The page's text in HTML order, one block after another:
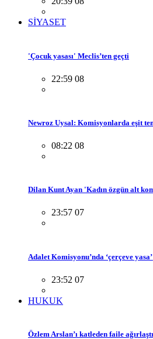
SİYASET
'Çocuk yasası' Meclis’ten geçti
22:59 08
Newroz Uysal: Komisyonlarda eşit
08:22 08
Dilan Kunt Ayan 'Kadın özgün alt
23:57 07
Adalet Komisyonu’nda ‘çerçeve
23:52 07
HUKUK
Özlem Arslan’ı katleden faile